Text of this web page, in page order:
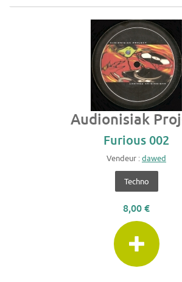
Audionisiak
Furious 002
Vendeur :dawed
Techno
8,00 €